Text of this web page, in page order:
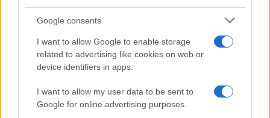
Google consents
I want to allow Google to enable storage
related to advertising like cookies on web or
device identifiers in apps.
I want to allow my user data to be sent to
Google for online advertising purposes.
Un hombre compra el primer mensaje
SMS de la historia por 107.000 euros
Un canadiense compra el primer mensaje de texto…